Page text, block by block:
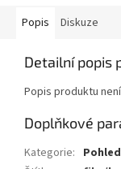
Popis Diskuze
Detailní popis
Popis produktu
Doplňkové
Kategorie: